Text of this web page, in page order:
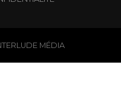
MÉDIA